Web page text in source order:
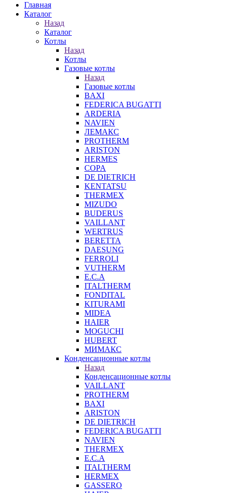
Главная
Каталог
Назад
Каталог
Котлы
Назад
Котлы
Газовые котлы
Назад
Газовые котлы
BAXI
FEDERICA BUGATTI
ARDERIA
NAVIEN
ЛЕМАКС
PROTHERM
ARISTON
HERMES
COPA
DE DIETRICH
KENTATSU
THERMEX
MIZUDO
BUDERUS
VAILLANT
WERTRUS
BERETTA
DAESUNG
FERROLI
VUTHERM
E.C.A
ITALTHERM
FONDITAL
KITURAMI
MIDEA
HAIER
MOGUCHI
HUBERT
МИМАКС
Конденсационные котлы
Назад
Конденсационные котлы
VAILLANT
PROTHERM
BAXI
ARISTON
DE DIETRICH
FEDERICA BUGATTI
NAVIEN
THERMEX
E.C.A
ITALTHERM
HERMEX
GASSERO